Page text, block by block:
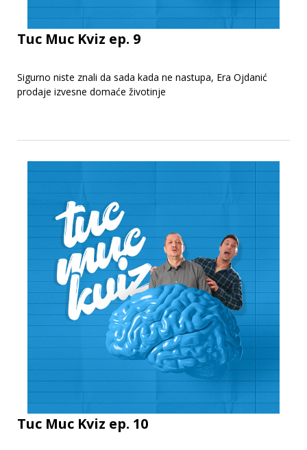
Tuc Muc Kviz ep. 9
Sigurno niste znali da sada kada ne nastupa, Era Ojdanić
prodaje izvesne domaće životinje
Tuc Muc Kviz ep. 10